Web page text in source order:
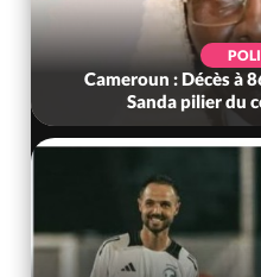
Cameroun : Décès à
Sanda pilier du